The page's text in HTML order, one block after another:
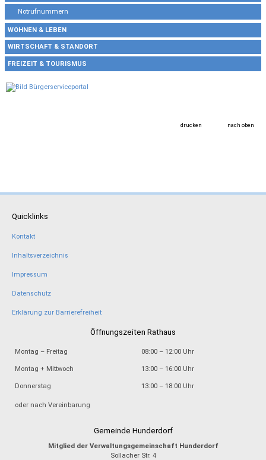
Notrufnummern
WOHNEN & LEBEN
WIRTSCHAFT & STANDORT
FREIZEIT & TOURISMUS
drucken nach oben
Quicklinks
Kontakt
Inhaltsverzeichnis
Impressum
Datenschutz
Erklärung zur Barrierefreiheit
Öffnungszeiten Rathaus
Montag – Freitag 08:00 – 12:00 Uhr
Montag + Mittwoch 13:00 – 16:00 Uhr
Donnerstag 13:00 – 18:00 Uhr
oder nach Vereinbarung
Gemeinde Hunderdorf
Mitglied der Verwaltungsgemeinschaft Hunderdorf
Sollacher Str. 4